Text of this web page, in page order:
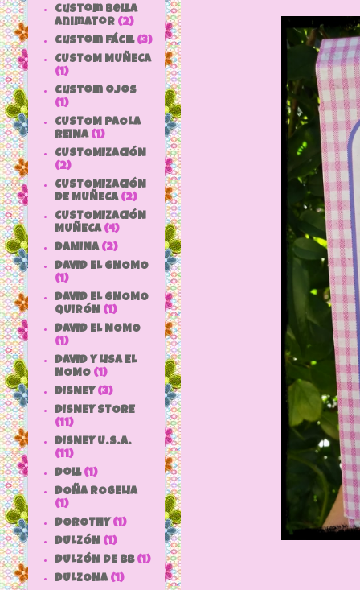
custom bella
animator (2)
custom fácil (3)
CUSTOM MUÑECA
(1)
custom ojos
(1)
CUSTOM PAOLA
REINA (1)
CUSTOMIZACIÓN
(2)
CUSTOMIZACIÓN
DE MUÑECA (2)
CUSTOMIZACIÓN
MUÑECA (4)
DAMINA (2)
DAVID EL GNOMO
(1)
DAVID EL GNOMO
QUIRÓN (1)
DAVID EL NOMO
(1)
DAVID Y LISA EL
NOMO (1)
DISNEY (3)
DISNEY STORE
(11)
DISNEY U.S.A.
(11)
doll (1)
DOÑA ROGELIA
(1)
DOROTHY (1)
DULZÓN (1)
DULZÓN DE BB (1)
DULZONA (1)